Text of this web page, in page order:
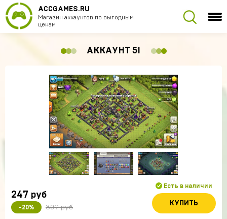
ACCGAMES.RU
Магазин аккаунтов по выгодным
ценам
АККАУНТ 51
247 руб
-20% 309 руб
Есть в наличии
КУПИТЬ